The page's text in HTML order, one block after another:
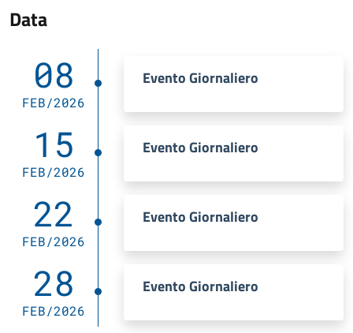
Data
08
FEB/2026
Evento Giornaliero
15
FEB/2026
Evento Giornaliero
22
FEB/2026
Evento Giornaliero
28
FEB/2026
Evento Giornaliero